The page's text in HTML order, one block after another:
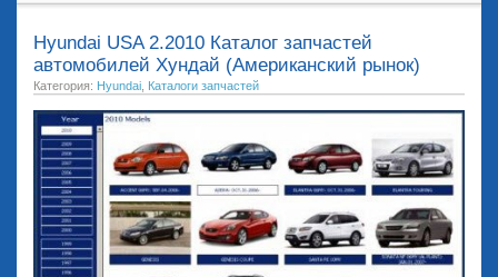
Hyundai USA 2.2010 Каталог запчастей
автомобилей Хундай (Американский рынок)
Категория: Hyundai Каталоги запчастей